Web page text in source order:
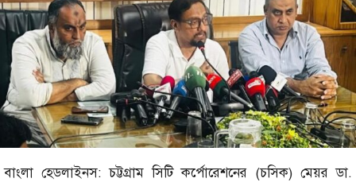
বাংলা হেডলাইনস: চট্টগ্রাম সিটি কর্পোরেশনের (চসিক) মেয়র ডা.